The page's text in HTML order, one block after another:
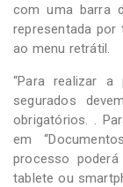
com uma barra
representada
ao menu retrátil.
“Para realizar
segurados
obrigatórios. .
em
processo
tablete ou